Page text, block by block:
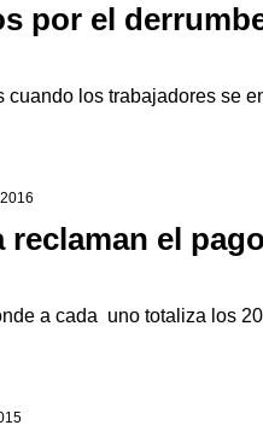
por el
cuando los trabajadores se
el
a cada uno totaliza los